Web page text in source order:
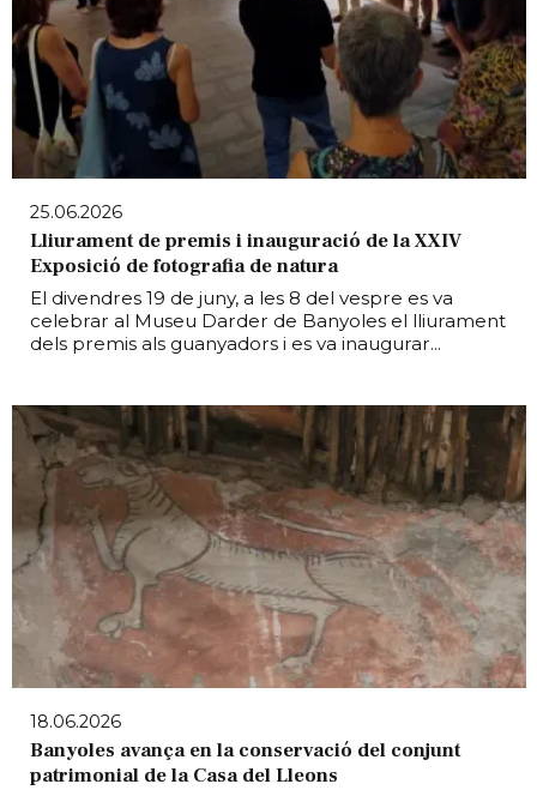
25.06.2026
Lliurament de premis i inauguració de la XXIV
Exposició de fotografia de natura
El divendres 19 de juny, a les 8 del vespre es va
celebrar al Museu Darder de Banyoles el lliurament
dels premis als guanyadors i es va inaugurar...
18.06.2026
Banyoles avança en la conservació del conjunt
patrimonial de la Casa del Lleons